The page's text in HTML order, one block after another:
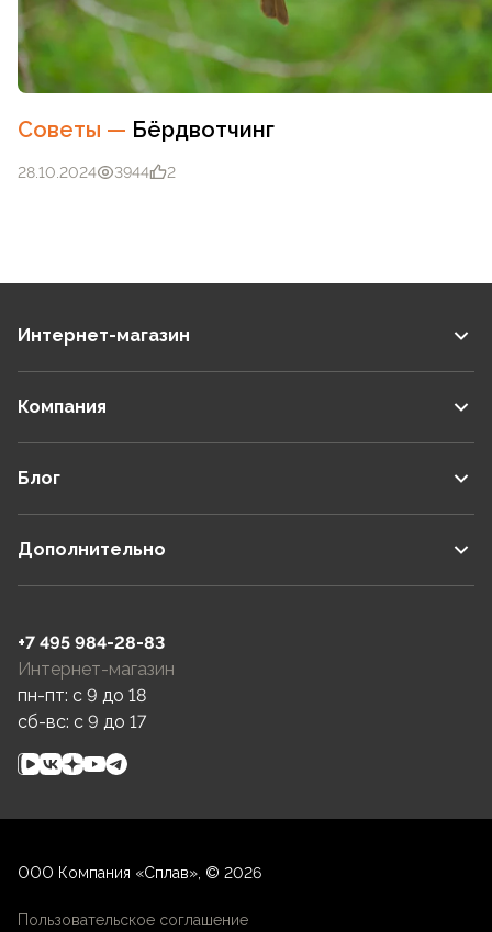
Советы — Бёрдвотчинг
28.10.2024 3944 2
Интернет-магазин
Компания
Блог
Дополнительно
+7 495 984-28-83
Интернет-магазин
пн-пт: c 9 до 18
сб-вс: c 9 до 17
ООО Компания «Сплав», © 2026
Пользовательское соглашение